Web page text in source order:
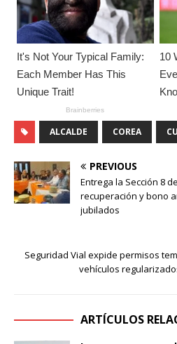
ALCALDE COREA
PREVIOUS
Entrega la Sección 8
recuperación y bono
jubilados
Seguridad Vial expide permisos
vehículos
ARTÍCULOS